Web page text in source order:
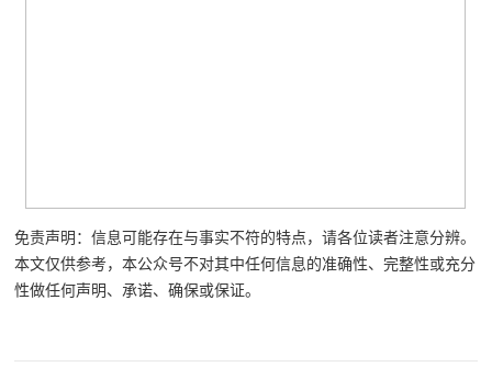
免责声明：信息可能存在与事实不符的特点，请各位读者注意分辨。
本文仅供参考，本公众号不对其中任何信息的准确性、完整性或充分
性做任何声明、承诺、确保或保证。